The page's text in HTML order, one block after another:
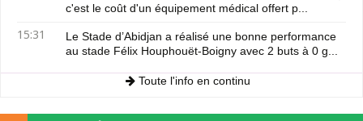
c'est le coût d'un équipement médical offert p...
15:31
Le Stade d’Abidjan a réalisé une bonne performance
au stade Félix Houphouët-Boigny avec 2 buts à 0 g...
Toute l'info en continu